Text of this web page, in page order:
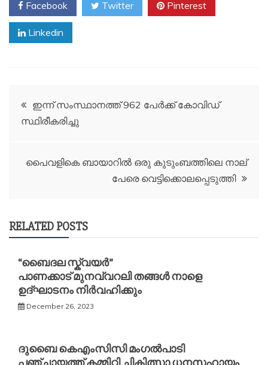
Facebook Twitter Pinterest
Linkedin
Post
navigation
ഇന്ന് സംസ്ഥാനത്ത് 962 പേർക്ക് കോവിഡ്
സ്ഥിരീകരിച്ചു
പൈവളികെ ബായാറിൽ ഒരു കുടുംബത്തിലെ നാല്
പേരെ വെട്ടിക്കൊലപ്പെടുത്തി
RELATED POSTS
“ബൈദല സ്ക്വയർ”
പാണക്കാട് മുനവ്വറലി തങ്ങൾ നാളെ
ഉദ്ഘാടനം നിർവഹിക്കും
December 26, 2023
ദുബൈ കെഎംസിസി മംഗൽപാടി